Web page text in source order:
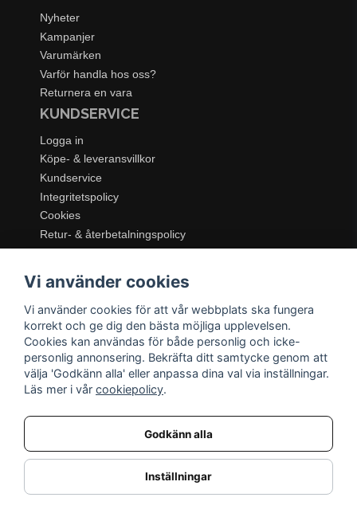
Nyheter
Kampanjer
Varumärken
Varför handla hos oss?
Returnera en vara
KUNDSERVICE
Logga in
Köpe- & leveransvillkor
Kundservice
Integritetspolicy
Cookies
Retur- & återbetalningspolicy
Dukning & Servering
Kök & Matlagning
Belysning
Textil & Mattor
Möbler
Vi använder cookies
Vi använder cookies för att vår webbplats ska fungera
korrekt och ge dig den bästa möjliga upplevelsen.
Cookies kan användas för både personlig och icke-
personlig annonsering. Bekräfta ditt samtycke genom att
välja 'Godkänn alla' eller anpassa dina val via inställningar.
Läs mer i vår cookiepolicy.
Godkänn alla
Inställningar